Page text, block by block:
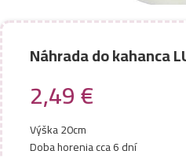
Náhrada do kahanca
2,49€
Výška 20cm
Doba horenia cca 6 dní